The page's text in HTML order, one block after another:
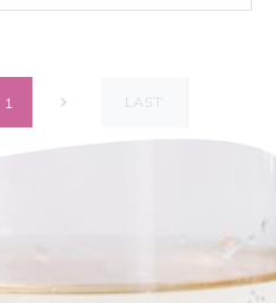
1 LAST